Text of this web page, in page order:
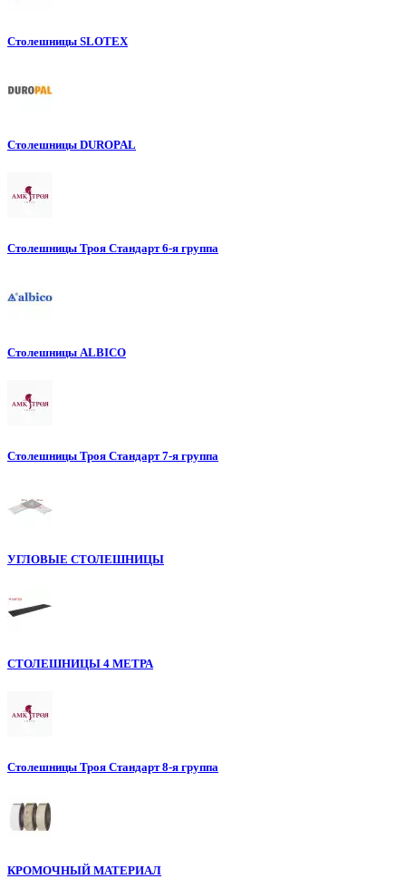
Столешницы SLOTEX
Столешницы DUROPAL
Столешницы Троя Стандарт 6-я группа
Столешницы ALBICO
Столешницы Троя Стандарт 7-я группа
УГЛОВЫЕ СТОЛЕШНИЦЫ
СТОЛЕШНИЦЫ 4 МЕТРА
Столешницы Троя Стандарт 8-я группа
КРОМОЧНЫЙ МАТЕРИАЛ